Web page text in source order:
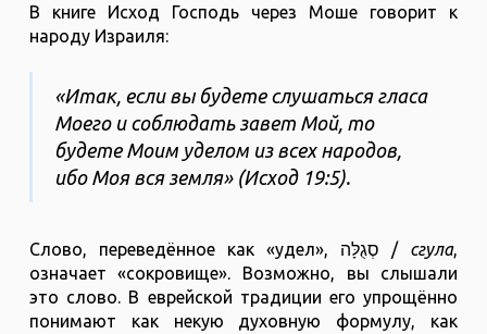
В книге Исход Господь через Моше говорит к
народу Израиля:
«Итак, если вы будете слушаться гласа
Моего и соблюдать завет Мой, то
будете Моим уделом из всех народов,
ибо Моя вся земля» (Исход ‭19‬:‭5).
Слово, переведённое как «удел», סְגֻלָּה / сгула,
означает «сокровище». Возможно, вы слышали
это слово. В еврейской традиции его упрощённо
понимают как некую духовную формулу, как